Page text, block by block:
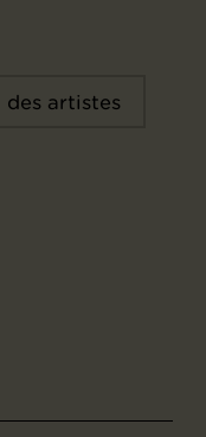
des artistes